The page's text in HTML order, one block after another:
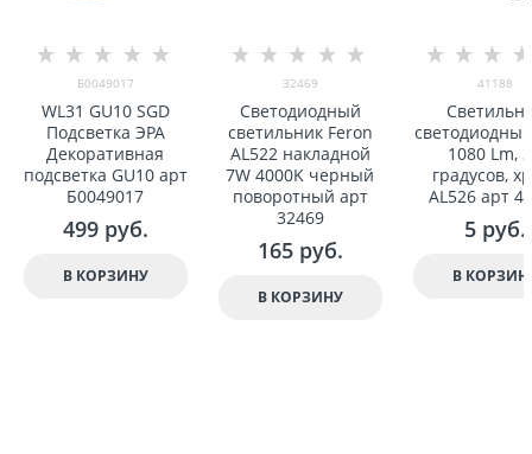
Б0049017
WL31 GU10 SGD
Подсветка ЭРА
Декоративная
подсветка GU10 арт
Б0049017
499 руб.
В КОРЗИНУ
32469
Светодиодный
светильник Feron
AL522 накладной
7W 4000K черный
поворотный арт
32469
165 руб.
В КОРЗИНУ
41188
1080 Lm,
градусов,
AL526 арт
5 руб.
В